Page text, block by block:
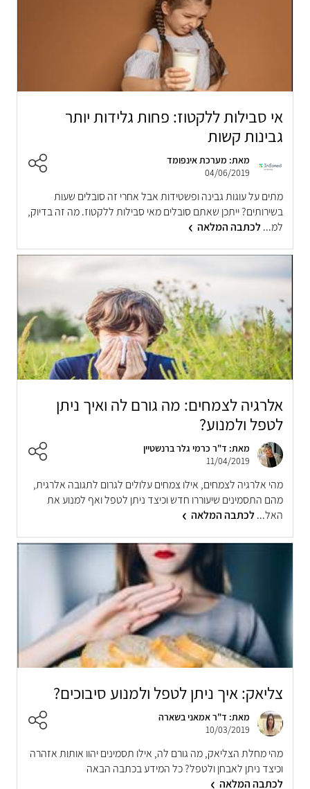
אי סבילות ללקטוז: פחות גלידות יותר
גבינות קשות
מאת: מערכת אינפומד
04/06/2019
מתים על עוגות גבינה ופשטידות אבל אחרי זה סובלים שעות
בשירותים? ייתכן שאתם סובלים מאי סבילות ללקטוז. מה זה בדיוק,
למ...לכתבה המלאה
אלרגיה לצמחים: מה גורם לה ואיך ניתן
לטפל ולמנוע?
מאת: ד"ר כרמי גלר ברנשטיין
11/04/2019
מהי אלרגיה לצמחים, אילו צמחים עלולים לגרום לתגובה אלרגית,
מהם התסמינים שיעוררו חדש וכיצד ניתן לטפל ואף למנוע את
האל...לכתבה המלאה
צליאק: איך ניתן לטפל ולמנוע סיבוכים?
מאת: ד"ר אמאני בשארה
10/03/2019
מהי מחלת הצליאק, מה גורם לה, אילו תסמינים יהוו אותות אזהרה
וכיצד ניתן לאבחן ולטפל? כל המידע בכתבה הבאה
לכתבה המלאה